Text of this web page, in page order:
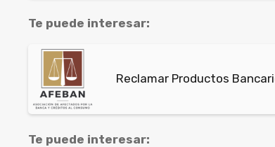
Te puede interesar:
Reclamar Productos
Te puede interesar: